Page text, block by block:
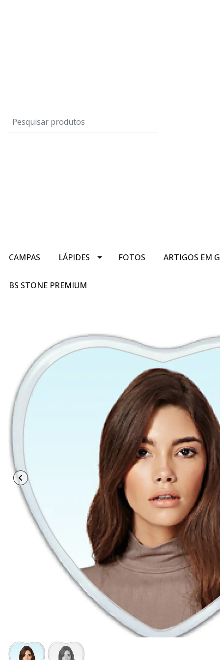
CAMPAS LÁPIDES FOTOS ARTIGOS EM
BS STONE PREMIUM